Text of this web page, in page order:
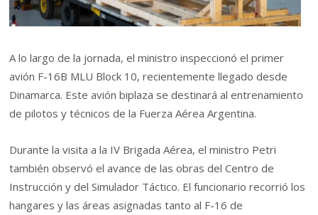
A lo largo de la jornada, el ministro inspeccionó el primer
avión F-16B MLU Block 10, recientemente llegado desde
Dinamarca. Este avión biplaza se destinará al entrenamiento
de pilotos y técnicos de la Fuerza Aérea Argentina.
Durante la visita a la IV Brigada Aérea, el ministro Petri
también observó el avance de las obras del Centro de
Instrucción y del Simulador Táctico. El funcionario recorrió los
hangares y las áreas asignadas tanto al F-16 de